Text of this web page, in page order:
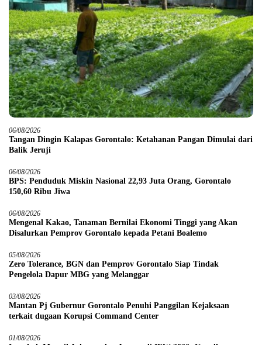
06/08/2026
Tangan Dingin Kalapas Gorontalo: Ketahanan Pangan Dimulai dari
Balik Jeruji
06/08/2026
BPS: Penduduk Miskin Nasional 22,93 Juta Orang, Gorontalo
150,60 Ribu Jiwa
06/08/2026
Mengenal Kakao, Tanaman Bernilai Ekonomi Tinggi yang Akan
Disalurkan Pemprov Gorontalo kepada Petani Boalemo
05/08/2026
Zero Tolerance, BGN dan Pemprov Gorontalo Siap Tindak
Pengelola Dapur MBG yang Melanggar
03/08/2026
Mantan Pj Gubernur Gorontalo Penuhi Panggilan Kejaksaan
terkait dugaan Korupsi Command Center
01/08/2026